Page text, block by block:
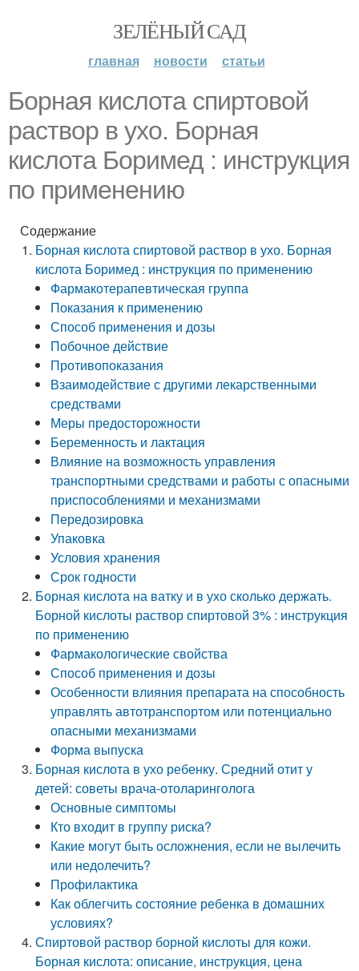
ЗЕЛЁНЫЙ САД
главная новости статьи
Борная кислота спиртовой
раствор в ухо. Борная
кислота Боримед : инструкция
по применению
Содержание
Борная кислота спиртовой раствор в ухо. Борная
кислота Боримед : инструкция по применению
Фармакотерапевтическая группа
Показания к применению
Способ применения и дозы
Побочное действие
Противопоказания
Взаимодействие с другими лекарственными
средствами
Меры предосторожности
Беременность и лактация
Влияние на возможность управления
транспортными средствами и работы с опасными
приспособлениями и механизмами
Передозировка
Упаковка
Условия хранения
Срок годности
Борная кислота на ватку и в ухо сколько держать.
Борной кислоты раствор спиртовой 3% : инструкция
по применению
Фармакологические свойства
Способ применения и дозы
Особенности влияния препарата на способность
управлять автотранспортом или потенциально
опасными механизмами
Форма выпуска
Борная кислота в ухо ребенку. Средний отит у
детей: советы врача-отоларинголога
Основные симптомы
Кто входит в группу риска?
Какие могут быть осложнения, если не вылечить
или недолечить?
Профилактика
Как облегчить состояние ребенка в домашних
условиях?
Спиртовой раствор борной кислоты для кожи.
Борная кислота: описание, инструкция, цена